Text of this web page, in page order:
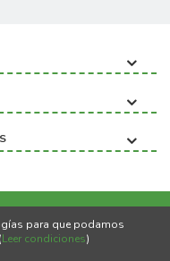
para que podamos
Leer condiciones)